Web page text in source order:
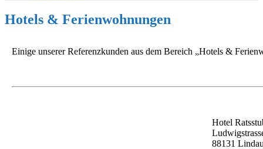
Hotels & Ferienwohnungen
Einige unserer Referenzkunden aus dem Bereich „Hotels &
Hotel
88131